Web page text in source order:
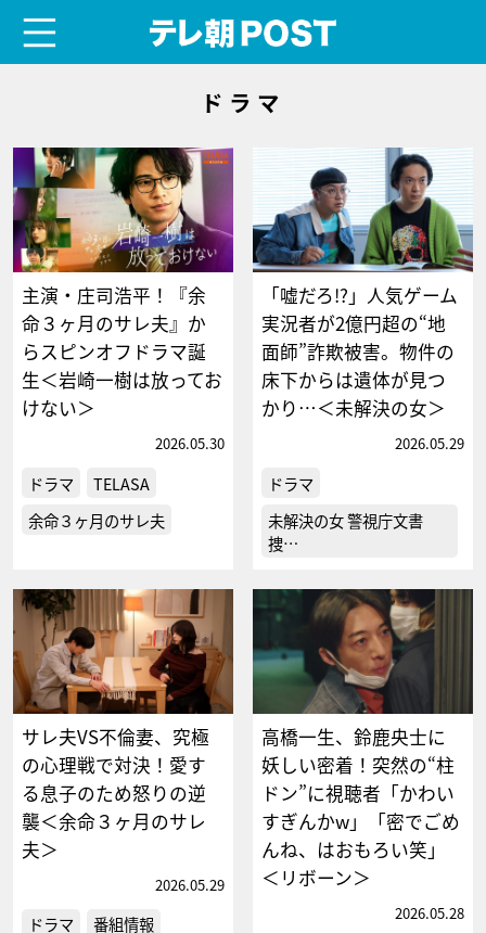
ドラマ
主演・庄司浩平！『余
命３ヶ月のサレ夫』か
らスピンオフドラマ誕
生＜岩崎一樹は放ってお
けない＞
2026.05.30
ドラマ
TELASA
余命３ヶ月のサレ夫
「嘘だろ!?」人気ゲーム
実況者が2億円超の“地
面師”詐欺被害。物件の
床下からは遺体が見つ
かり…＜未解決の女＞
2026.05.29
ドラマ
未解決の女 警視庁文書
捜…
サレ夫VS不倫妻、究極
の心理戦で対決！愛す
る息子のため怒りの逆
襲＜余命３ヶ月のサレ
夫＞
2026.05.29
ドラマ
番組情報
高橋一生、鈴鹿央士に
妖しい密着！突然の“柱
ドン”に視聴者「かわい
すぎんかw」「密でごめ
んね、はおもろい笑」
＜リボーン＞
2026.05.28